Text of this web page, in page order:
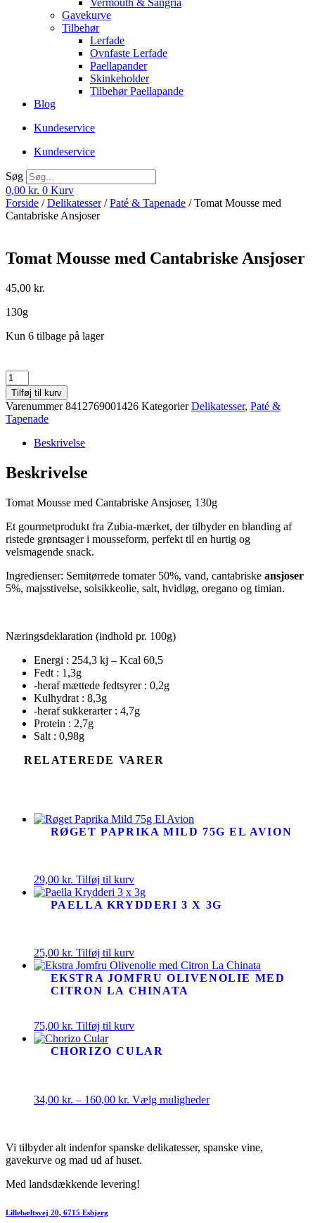
Vermouth & Sangría
Gavekurve
Tilbehør
Lerfade
Ovnfaste Lerfade
Paellapander
Skinkeholder
Tilbehør Paellapande
Blog
Kundeservice
Kundeservice
Søg
0,00 kr. 0 Kurv
Forside /Delikatesser/Paté & Tapenade / Tomat Mousse med
Cantabriske Ansjoser
Tomat Mousse med Cantabriske Ansjoser
45,00 kr.
130g
Kun 6 tilbage på lager
Tomat
Mousse
med
Cantabriske
Ansjoser
antal
Tilføj til kurv
Varenummer8412769001426 Kategorier Delikatesser, Paté &
Tapenade
Beskrivelse
Beskrivelse
Tomat Mousse med Cantabriske Ansjoser, 130g
Et gourmetprodukt fra Zubia-mærket, der tilbyder en blanding af
ristede grøntsager i mousseform, perfekt til en hurtig og
velsmagende snack.
Ingredienser: Semitørrede tomater 50%, vand, cantabriske ansjoser
5%, majsstivelse, solsikkeolie, salt, hvidløg, oregano og timian.
Næringsdeklaration (indhold pr. 100g)
Energi : 254,3 kj – Kcal 60,5
Fedt : 1,3g
-heraf mættede fedtsyrer : 0,2g
Kulhydrat : 8,3g
-heraf sukkerarter : 4,7g
Protein : 2,7g
Salt : 0,98g
RELATEREDE VARER
RØGET PAPRIKA MILD 75G EL AVION
29,00 kr. Tilføj til kurv
PAELLA KRYDDERI 3 X 3G
25,00 kr. Tilføj til kurv
EKSTRA JOMFRU OLIVENOLIE MED
CITRON LA CHINATA
75,00 kr. Tilføj til kurv
CHORIZO CULAR
34,00 kr. – 160,00 kr. Prisinterval:
Vælg mulighederDette
varianter.
Vi tilbyder alt indenfor spanske delikatesser, spanske vine,
gavekurve og mad ud af huset.
Med landsdækkende levering!
Lillebæltsvej 20, 6715 Esbjerg